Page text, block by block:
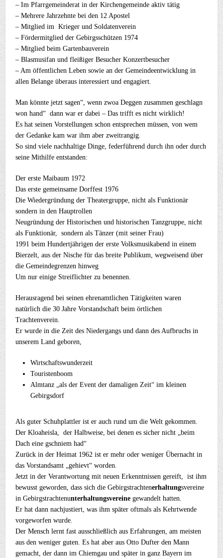
– Im Pfarrgemeinderat in der Kirchengemeinde aktiv tätig
– Mehrere Jahrzehnte bei den 12 Apostel
– Mitglied im Krieger und Soldatenverein
– Fördermitglied der Gebirgsschützen 1974
– Mitglied beim Gartenbauverein
– Blasmusifan und fleißiger Besucher Konzertbesucher
– Am öffentlichen Leben sowie an der Gemeindeentwicklung in
allen Belange überaus interessiert und engagiert.
Man könnte jetzt sagen“, wenn zwoa Deggen zusammen geschlagn
won hand“ dann war er dabei – Das trifft es nicht wirklich!
Es hat seinen Vorstellungen schon entsprechen müssen, von wem
der Gedanke kam war ihm aber zweitrangig.
So sind viele nachhaltige Dinge, federführend durch ihn oder durch
seine Mithilfe entstanden:
Der erste Maibaum 1972
Das erste gemeinsame Dorffest 1976
Die Wiedergründung der Theatergruppe, nicht als Funktionär
sondern in den Hauptrollen
Neugründung der Historischen und historischen Tanzgruppe, nicht
als Funktionär, sondern als Tänzer (mit seiner Frau)
1991 beim Hundertjährigen der erste Volksmusikabend in einem
Bierzelt, aus der Nische für das breite Publikum, wegweisend über
die Gemeindegrenzen hinweg
Um nur einige Streiflichter zu benennen.
Herausragend bei seinen ehrenamtlichen Tätigkeiten waren
natürlich die 30 Jahre Vorstandschaft beim örtlichen
Trachtenverein.
Er wurde in die Zeit des Niedergangs und dann des Aufbruchs in
unserem Land geboren,
Wirtschaftswunderzeit
Touristenboom
Almtanz „als der Event der damaligen Zeit“ im kleinen
Gebirgsdorf
Als guter Schuhplattler ist er auch rund um die Welt gekommen.
Der Kloaheisla, der Halbweise, bei denen es sicher nicht „beim
Dach eine gschniem had“
Zurück in der Heimat 1962 ist er mehr oder weniger Übernacht in
das Vorstandsamt „gehievt“ worden.
Jetzt in der Verantwortung mit neuen Erkenntnissen gereift, ist ihm
bewusst geworden, dass sich die Gebirgstrachtenerhaltungsvereine
in Gebirgstrachtenunterhaltungsvereinegewandelt hatten.
Er hat dann nachjustiert, was ihm später oftmals als Kehrtwende
vorgeworfen wurde.
Der Mensch lernt fast ausschließlich aus Erfahrungen, am meisten
aus den weniger guten. Es hat aber aus Otto Dufter den Mann
gemacht, der dann im Chiemgau und später in ganz Bayern im